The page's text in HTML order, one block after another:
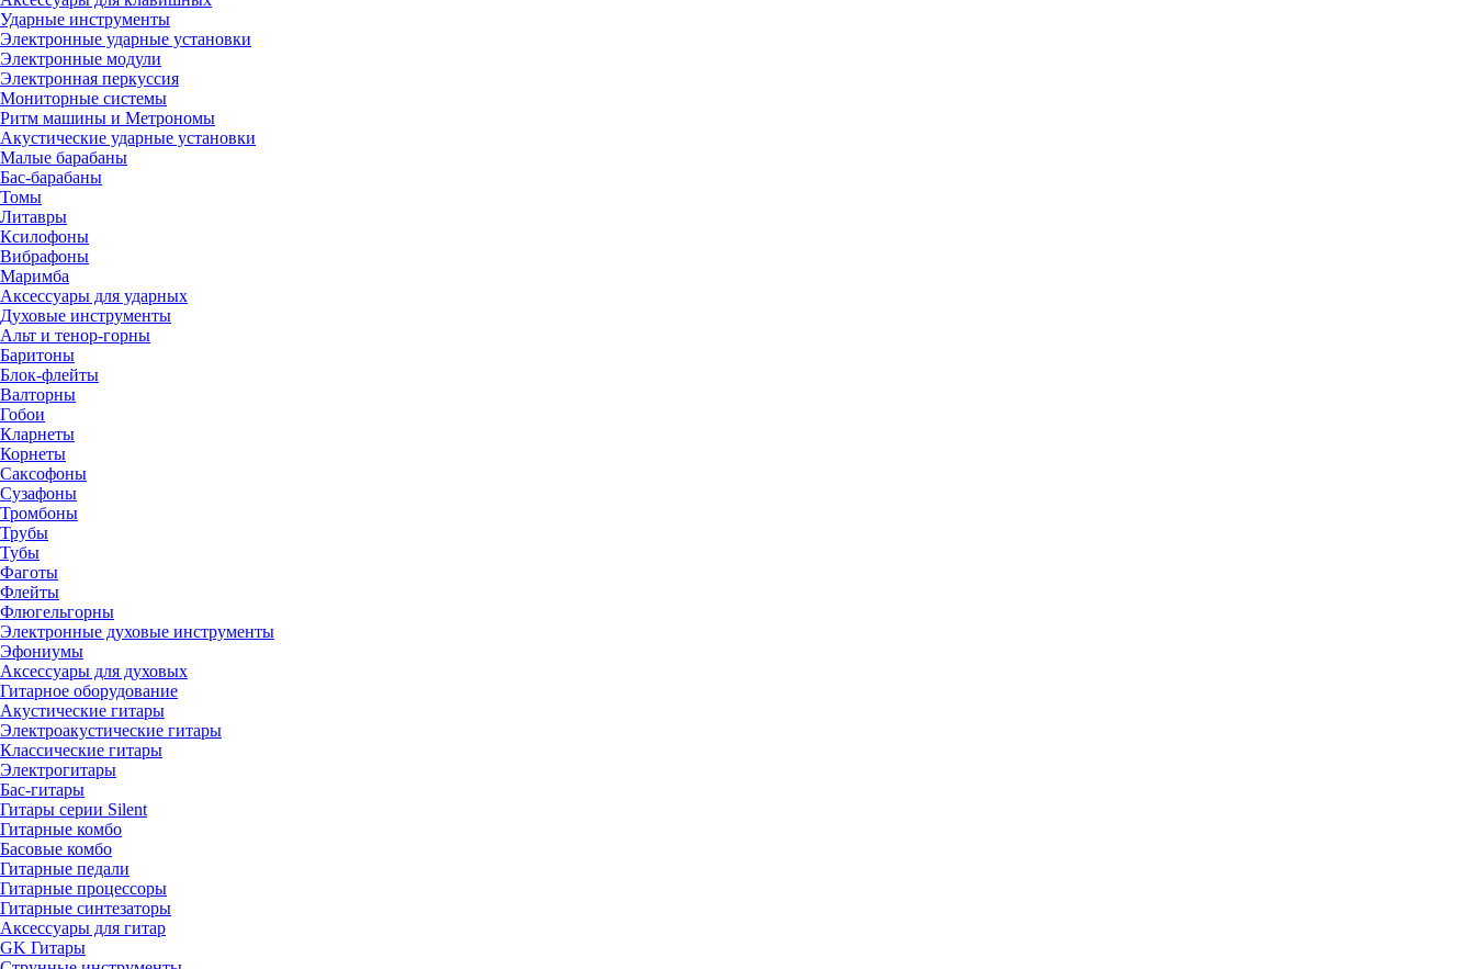
Ударные инструменты
Электронные ударные установки
Электронные модули
Электронная перкуссия
Мониторные системы
Ритм машины и Метрономы
Акустические ударные установки
Малые барабаны
Бас-барабаны
Томы
Литавры
Ксилофоны
Вибрафоны
Маримба
Аксессуары для ударных
Духовые инструменты
Альт и тенор-горны
Баритоны
Блок-флейты
Валторны
Гобои
Кларнеты
Корнеты
Саксофоны
Сузафоны
Тромбоны
Трубы
Тубы
Фаготы
Флейты
Флюгельгорны
Электронные духовые инструменты
Эфониумы
Аксессуары для духовых
Гитарное оборудование
Акустические гитары
Электроакустические гитары
Классические гитары
Электрогитары
Бас-гитары
Гитары серии Silent
Гитарные комбо
Басовые комбо
Гитарные педали
Гитарные процессоры
Гитарные синтезаторы
Аксессуары для гитар
GK Гитары